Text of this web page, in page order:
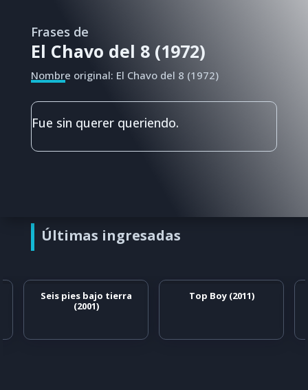
Frases de
El Chavo del 8 (1972)
Nombre original: El Chavo del 8 (1972)
Fue sin querer queriendo.
Últimas ingresadas
Seis pies bajo tierra
(2001)
Top Boy (2011)